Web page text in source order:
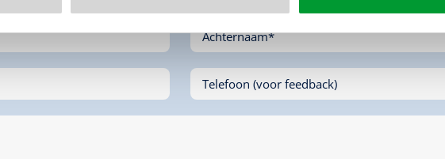
Achternaam*
Telefoon (voor feedback)